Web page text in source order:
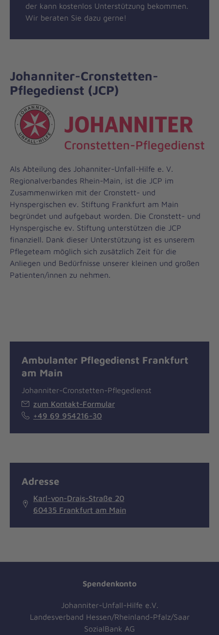
der kann kostenlos Unterstützung bekommen.
Wir beraten Sie dazu gerne!
Johanniter-Cronstetten-
Pflegedienst (JCP)
Als Abteilung des Johanniter-Unfall-Hilfe e. V.
Regionalverbandes Rhein-Main, ist die JCP im
Zusammenwirken mit der Cronstett- und
Hynspergischen ev. Stiftung Frankfurt am Main
begründet und aufgebaut worden. Die Cronstett- und
Hynspergische ev. Stiftung unterstützen die JCP
finanziell. Dank dieser Unterstützung ist es unserem
Pflegeteam möglich sich zusätzlich Zeit für die
Anliegen und Bedürfnisse unserer kleinen und großen
Patienten/innen zu nehmen.
Ambulanter Pflegedienst Frankfurt
am Main
Johanniter-Cronstetten-Pflegedienst
zum Kontakt-Formular
+49 69 954216-30
Adresse
Karl-von-Drais-Straße 20
60435 Frankfurt am Main
Spendenkonto
Johanniter-Unfall-Hilfe e.V.
Landesverband Hessen/Rheinland-Pfalz/Saar
SozialBank AG